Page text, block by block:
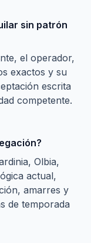
sin patrón
el operador,
exactos y su
escrita
competente.
Olbia,
actual,
amarres y
de temporada